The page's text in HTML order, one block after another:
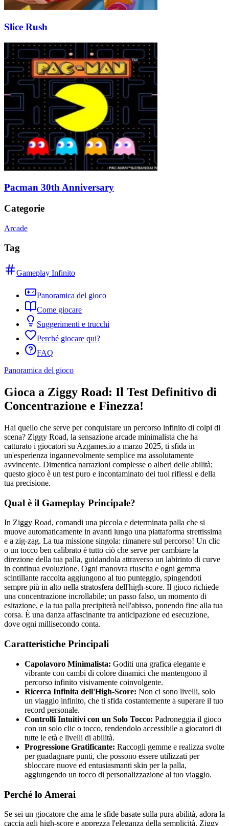
Slice Rush
Pacman 30th Anniversary
Categorie
Arcade
Tag
Gameplay Infinito
Panoramica del gioco
Come giocare
Suggerimenti e trucchi
Perché giocare qui?
FAQ
Panoramica del gioco
Gioca a Ziggy Road: Il Test Definitivo di
Concentrazione e Finezza!
Hai quello che serve per conquistare un percorso infinito di colpi di
scena? Ziggy Road, la sensazione arcade minimalista che ha
catturato i giocatori su Azgames.io a marzo 2025, ti sfida in
un'esperienza ingannevolmente semplice ma assolutamente
avvincente. Dimentica narrazioni complesse o alberi delle abilità;
questo gioco è un test puro e incontaminato dei tuoi riflessi e della
tua precisione.
Qual è il Gameplay Principale?
In Ziggy Road, comandi una piccola e determinata palla che si
muove automaticamente in avanti lungo una piattaforma strettissima
e a zig-zag. La tua missione singola: rimanere sul percorso! Un clic
o un tocco ben calibrato è tutto ciò che serve per cambiare la
direzione della tua palla, guidandola attraverso un labirinto di curve
in continua evoluzione. Ogni manovra riuscita e ogni gemma
scintillante raccolta aggiungono al tuo punteggio, spingendoti
sempre più in alto nella stratosfera dell'high-score. Il gioco richiede
una concentrazione incrollabile; un passo falso, un momento di
esitazione, e la tua palla precipiterà nell'abisso, ponendo fine alla tua
corsa. È una danza affascinante tra anticipazione ed esecuzione,
dove ogni millisecondo conta.
Caratteristiche Principali
Capolavoro Minimalista: Goditi una grafica elegante e
vibrante con cambi di colore dinamici che mantengono il
percorso infinito visivamente coinvolgente.
Ricerca Infinita dell'High-Score: Non ci sono livelli, solo
un viaggio infinito, che ti sfida costantemente a superare il tuo
record personale.
Controlli Intuitivi con un Solo Tocco: Padroneggia il gioco
con un solo clic o tocco, rendendolo accessibile a giocatori di
tutte le età e livelli di abilità.
Progressione Gratificante: Raccogli gemme e realizza svolte
per guadagnare punti, che possono essere utilizzati per
sbloccare nuove ed entusiasmanti skin per la palla,
aggiungendo un tocco di personalizzazione al tuo viaggio.
Perché lo Amerai
Se sei un giocatore che ama le sfide basate sulla pura abilità, adora la
caccia agli high-score e apprezza l'eleganza della semplicità, Ziggy